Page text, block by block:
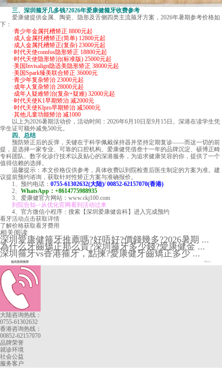
三、深圳箍牙几多钱?2026年爱康健箍牙收费参考
爱康健提供金属、陶瓷、隐形及舌侧四类主流箍牙方案，2026年暑期参考价格如
下：
·青少年金属托槽矫正 8800元起
·成人金属托槽矫正(简单) 12800元起
·成人金属托槽矫正(复杂) 23000元起
·时代天使comfos隐形矫正 18800元起
·时代天使隐形矫治(标准版) 25000元起
·美国Invisalign隐适美隐形矫正 38000元起
·美国Spark臻美联合矫正 36000元
·青少年复杂矫治 23000元起
·成年人复杂矫治 28000元起
·成年人疑难矫治(复杂+疑难) 32000元起
·时代天使K1早期矫治 减2000元
·时代天使Klpro早期矫治 减5000元
·其他儿童功能矫治 减1000
以上为2026暑期活动价，活动时间：2026年6月10日至9月15日。深港在读学生凭
学生证可额外减免500元。
四、总结
预防矫正后的反弹，关键在于科学佩戴保持器并坚持定期复诊——而这一切的前
提，是选择一家专业、可靠的口腔机构。爱康健凭借叁十一年的品牌沉淀、硕博正畸
专科团队、数字化诊疗技术以及贴心的深港服务，为追求健康笑容的你，提供了一个
值得信赖的选择。
温馨提示：本文价格仅供参考，具体收费以到院检查后医生制定的方案为准。建
议提前预约谘询，获取针对性矫正方案与准确报价。
1、预约电话： 0755-61302632(大陆)/ 00852-62157070(香港)
2、 WhatsApp：+8614775988935
3、爱康健官方网站：www.ckj100.com
到院告知->从优化官网看到活动过来
4、官方微信小程序：搜索【深圳爱康健齿科】进入完成预约
看牙活动点击获取详情
了解价格获取看牙费用
相关阅读
深圳愛康健箍牙推薦嗎?好唔好?價錢幾多?2026暑期 ...
為什么牙齒矯正那么貴?深圳箍牙多少錢?愛康健金 ...
深圳箍牙vs香港箍牙，點揀?愛康健牙齒矯正多少 ...
相关医师推荐 More+
大陆咨询热线：
0755-61302632
香港咨询热线：
00852-62157070
品牌荣誉
就诊环境
社会公益
服务客户